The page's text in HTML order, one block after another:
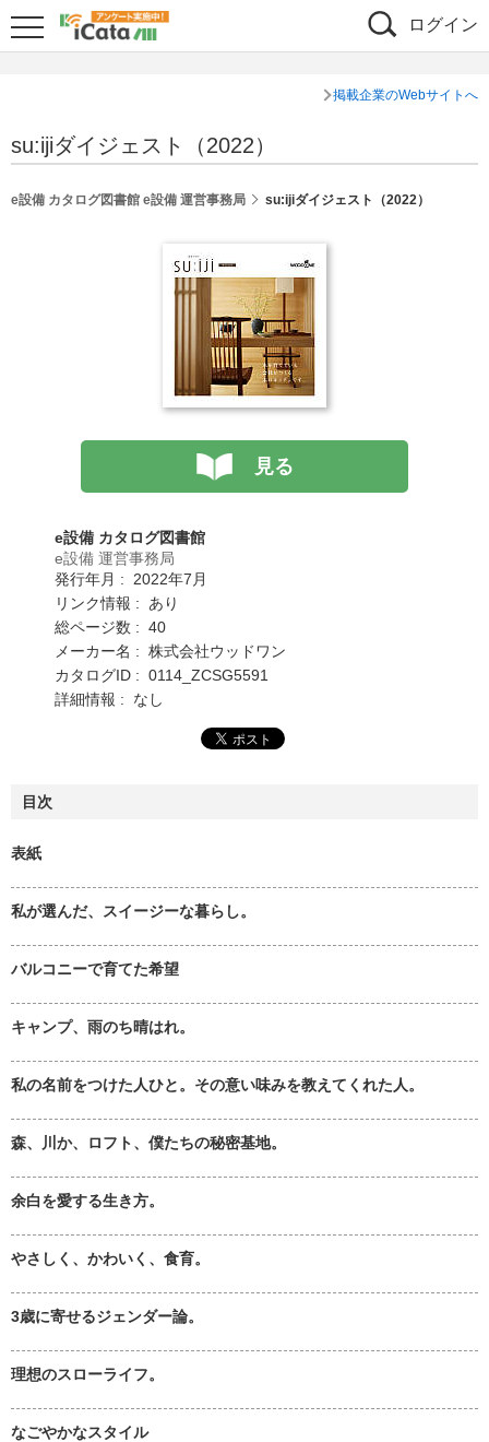
ログイン
掲載企業のWebサイトへ
su:ijiダイジェスト（2022）
e設備 カタログ図書館 e設備 運営事務局 su:ijiダイジェスト（2022）
見る
e設備 カタログ図書館
e設備 運営事務局
発行年月 : 2022年7月
リンク情報 : あり
総ページ数 : 40
メーカー名 : 株式会社ウッドワン
カタログID : 0114_ZCSG5591
詳細情報 : なし
目次
表紙
私が選んだ、スイージーな暮らし。
バルコニーで育てた希望
キャンプ、雨のち晴はれ。
私の名前をつけた人ひと。その意い味みを教えてくれた人。
森、川か、ロフト、僕たちの秘密基地。
余白を愛する生き方。
やさしく、かわいく、食育。
3歳に寄せるジェンダー論。
理想のスローライフ。
なごやかなスタイル